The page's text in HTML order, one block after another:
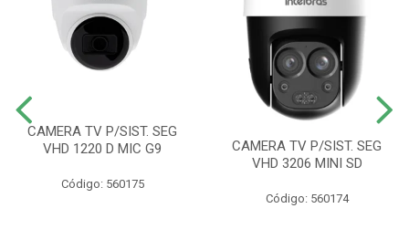
CAMERA TV P/SIST. SEG
VHD 1220 D MIC G9
Código: 560175
CAMERA TV P/SIST. SEG
VHD 3206 MINI SD
Código: 560174